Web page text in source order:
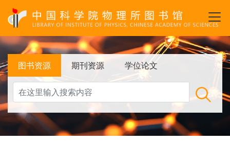
转
容
图书资源 期刊资源 学位论文
检索